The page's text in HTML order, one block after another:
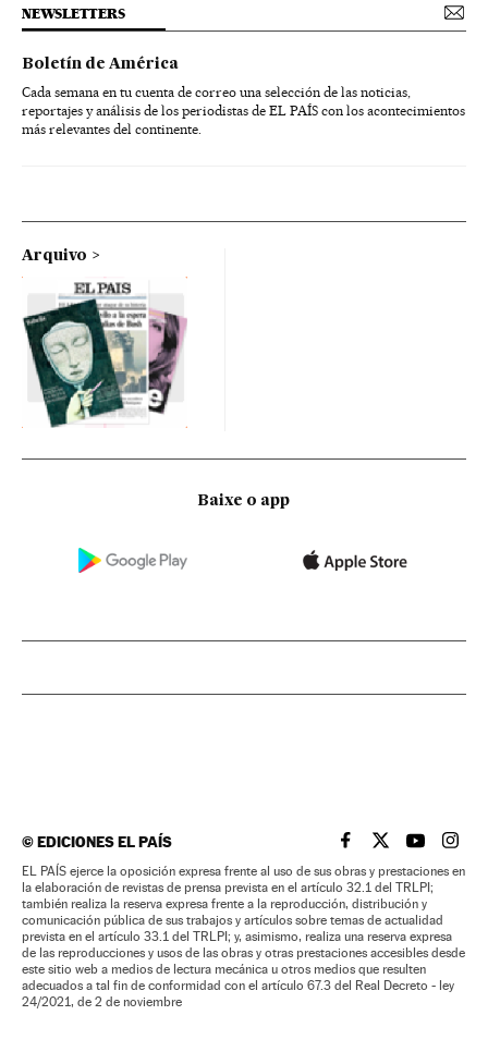
NEWSLETTERS
Boletín de América
Cada semana en tu cuenta de correo una selección de las noticias,
reportajes y análisis de los periodistas de EL PAÍS con los acontecimientos
más relevantes del continente.
Arquivo
Baixe o app
©EDICIONES EL PAÍS EL PAÍS BRASIL EN
EL PAÍSEL PAÍS
EL
EL PAÍS ejerce la oposición expresa frente al uso de sus obras y prestaciones en
la elaboración de revistas de prensa prevista en el artículo 32.1 del TRLPI;
también realiza la reserva expresa frente a la reproducción, distribución y
comunicación pública de sus trabajos y artículos sobre temas de actualidad
prevista en el artículo 33.1 del TRLPI; y, asimismo, realiza una reserva expresa
de las reproducciones y usos de las obras y otras prestaciones accesibles desde
este sitio web a medios de lectura mecánica u otros medios que resulten
adecuados a tal fin de conformidad con el artículo 67.3 del Real Decreto - ley
24/2021, de 2 de noviembre